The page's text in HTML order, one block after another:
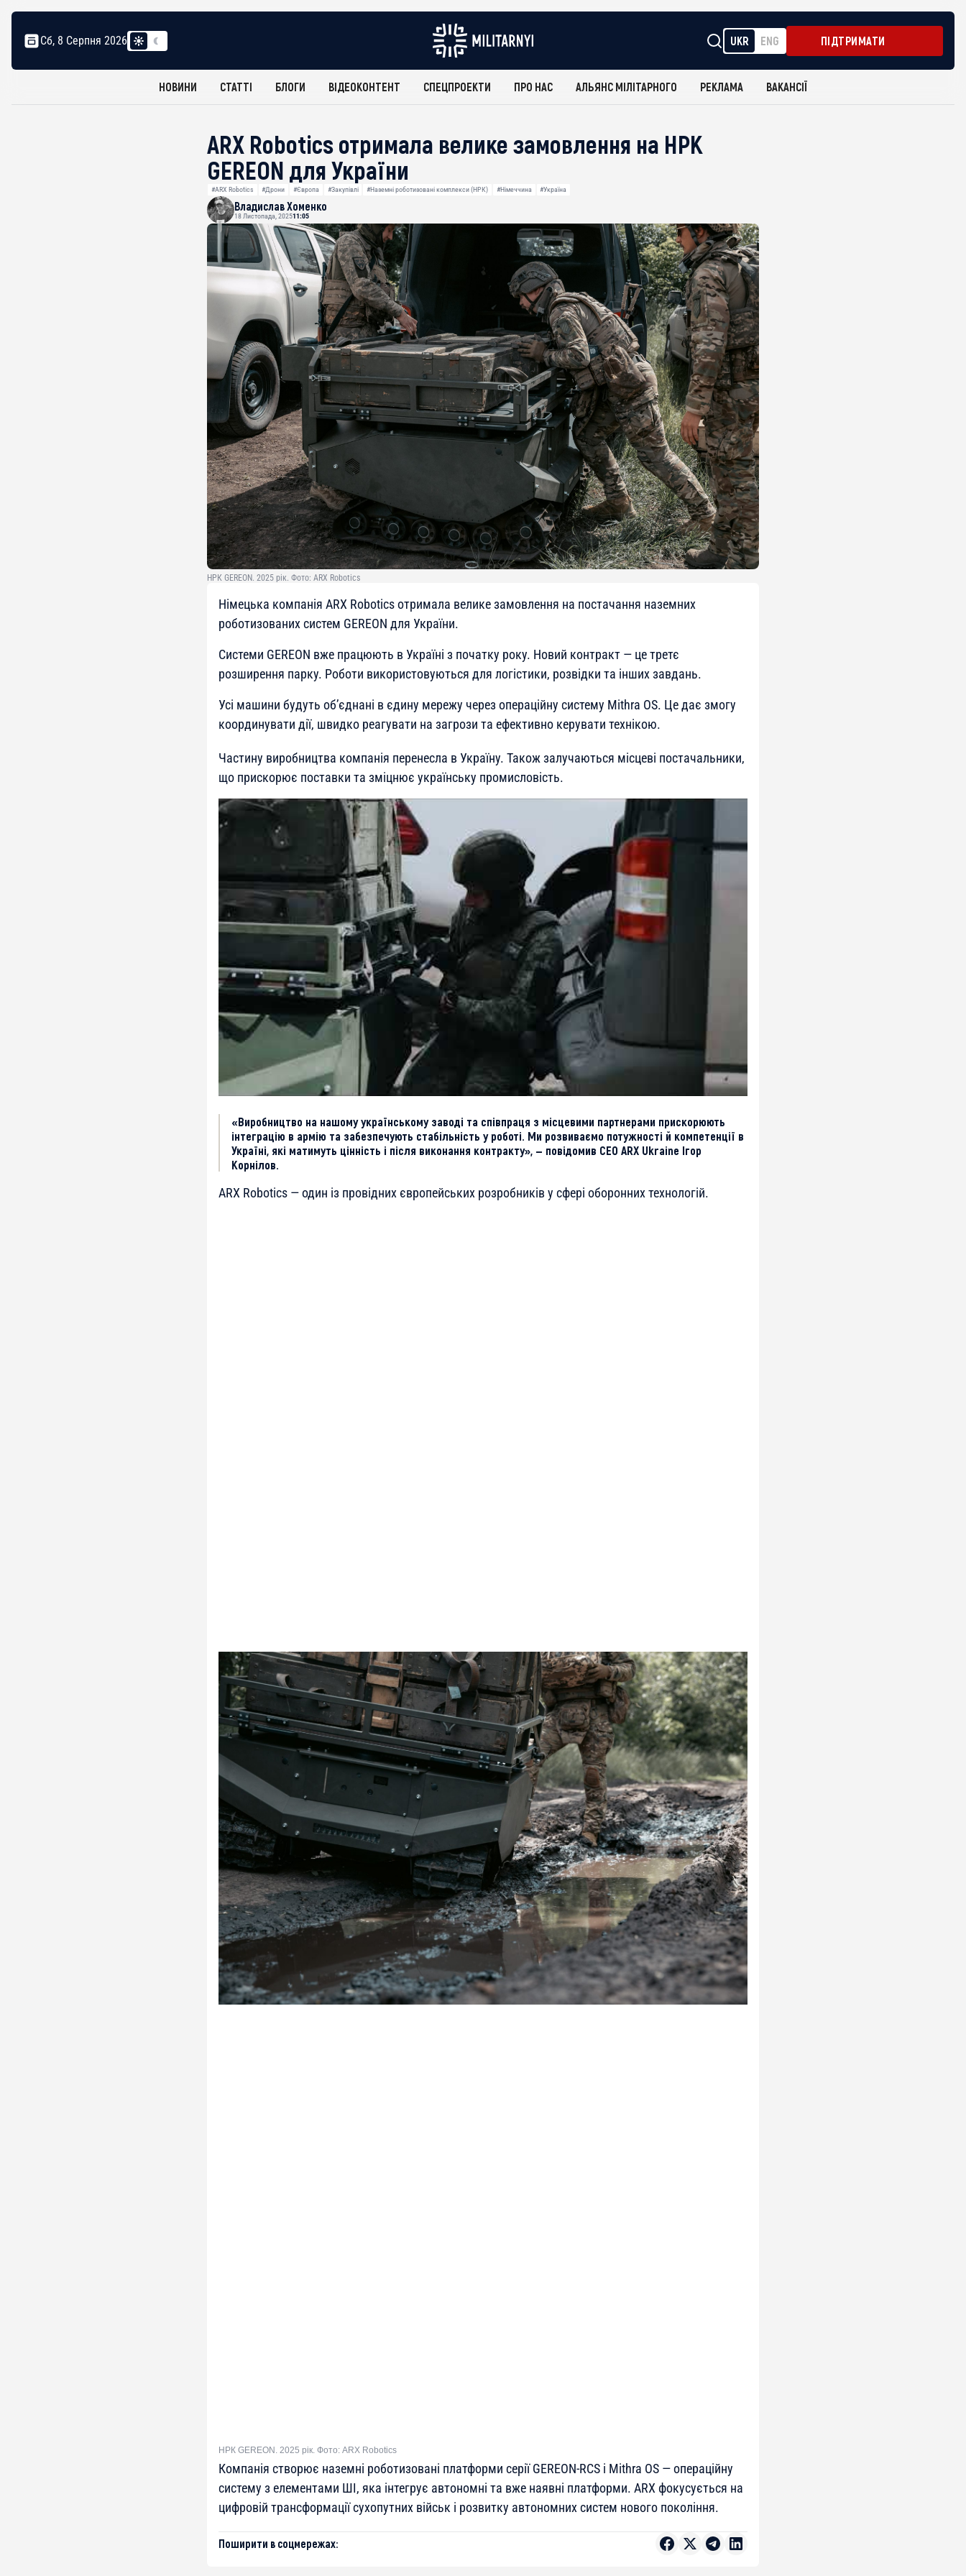
Сб, 8 Серпня 2026 UKR ENG ПІДТРИМАТИ
НОВИНИ СТАТТІ БЛОГИ ВІДЕОКОНТЕНТ СПЕЦПРОЕКТИ ПРО НАС АЛЬЯНС МІЛІТАРНОГО РЕКЛАМА ВАКАНСІЇ
ARX Robotics отримала велике замовлення на НРК
GEREON для України
#ARX Robotics #Дрони #Європа #Закупівлі #Наземні роботизовані комплекси (НРК) #Німеччина #Україна
Владислав Хоменко
18 Листопада, 202511:05
НРК GEREON. 2025 рік. Фото: ARX Robotics
Німецька компанія ARX Robotics отримала велике замовлення на постачання наземних
роботизованих систем GEREON для України.
Системи GEREON вже працюють в Україні з початку року. Новий контракт — це третє
розширення парку. Роботи використовуються для логістики, розвідки та інших завдань.
Усі машини будуть об’єднані в єдину мережу через операційну систему Mithra OS. Це дає змогу
координувати дії, швидко реагувати на загрози та ефективно керувати технікою.
Частину виробництва компанія перенесла в Україну. Також залучаються місцеві постачальники,
що прискорює поставки та зміцнює українську промисловість.
«Виробництво на нашому українському заводі та співпраця з місцевими партнерами прискорюють
інтеграцію в армію та забезпечують стабільність у роботі. Ми розвиваємо потужності й компетенції в
Україні, які матимуть цінність і після виконання контракту», — повідомив CEO ARX Ukraine Ігор
Корнілов.
ARX Robotics — один із провідних європейських розробників у сфері оборонних технологій.
НРК GEREON. 2025 рік. Фото: ARX Robotics
Компанія створює наземні роботизовані платформи серії GEREON-RCS і Mithra OS — операційну
систему з елементами ШІ, яка інтегрує автономні та вже наявні платформи. ARX фокусується на
цифровій трансформації сухопутних військ і розвитку автономних систем нового покоління.
Поширити в соцмережах: